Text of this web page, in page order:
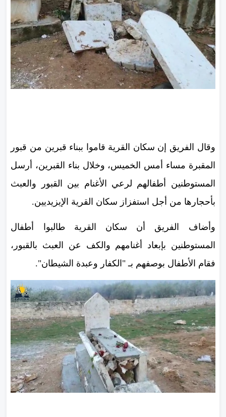
وقال الفريق إن سكان القرية قاموا ببناء قبرين من قبور
المقبرة مساء أمس الخميس، وخلال بناء القبرين، أرسل
المستوطنين أطفالهم لرعي الأغنام بين القبور والعبث
بأحجارها من أجل استفزاز سكان القرية الإيزيديين.
وأضاف الفريق أن سكان القرية طالبوا أطفال
المستوطنين بإبعاد أغنامهم والكف عن العبث بالقبور،
فقام الأطفال بوصفهم بـ "الكفار وعبدة الشيطان".